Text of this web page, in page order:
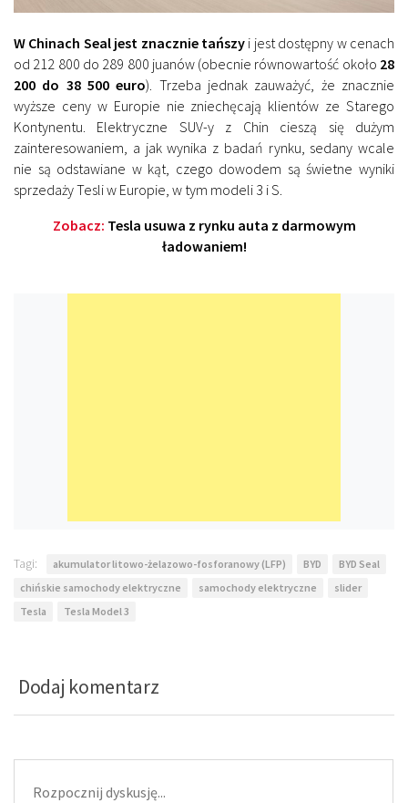
W Chinach Seal jest znacznie tańszy i jest dostępny w cenach
od 212 800 do 289 800 juanów (obecnie równowartość około 28
200 do 38 500 euro). Trzeba jednak zauważyć, że znacznie
wyższe ceny w Europie nie zniechęcają klientów ze Starego
Kontynentu. Elektryczne SUV-y z Chin cieszą się dużym
zainteresowaniem, a jak wynika z badań rynku, sedany wcale
nie są odstawiane w kąt, czego dowodem są świetne wyniki
sprzedaży Tesli w Europie, w tym modeli 3 i S.
Zobacz: Tesla usuwa z rynku auta z darmowym
ładowaniem!
Tagi: akumulator litowo-żelazowo-fosforanowy (LFP) BYD
BYD Seal
chińskie samochody elektryczne
samochody elektryczne
slider
Tesla
Tesla Model 3
Dodaj komentarz